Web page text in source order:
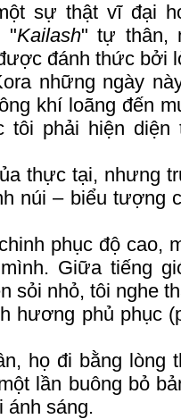
sự thật vĩ đại
"Kailash" tự thân,
đánh thức bởi
những ngày
khí loãng đến
tôi phải hiện diện
thực tại, nhưng
núi – biểu tượng
phục độ cao,
Giữa tiếng
sỏi nhỏ, tôi nghe
hương phủ phục
họ đi bằng lòng
lần buông bỏ
ánh sáng.